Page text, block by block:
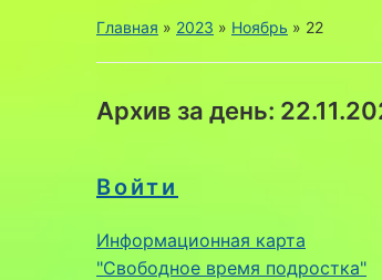
Главная » 2023 » Ноябрь » 22
Архив за день:
Войти
Информационная карта
"Свободное время подростка"